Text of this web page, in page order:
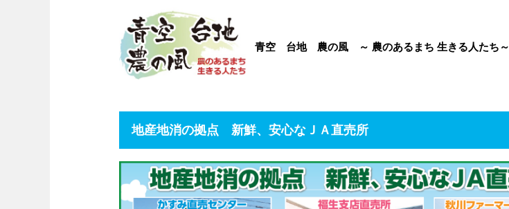
青空 台地 農の風 ～ 農のあるまち 生きる人たち～
地産地消の拠点 新鮮、安心なＪＡ直売所